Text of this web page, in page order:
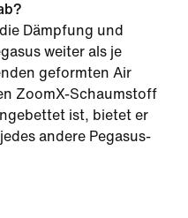
Dämpfung und
weiter als je
geformten Air
ZoomX-Schaumstoff
ist, bietet er
andere Pegasus-